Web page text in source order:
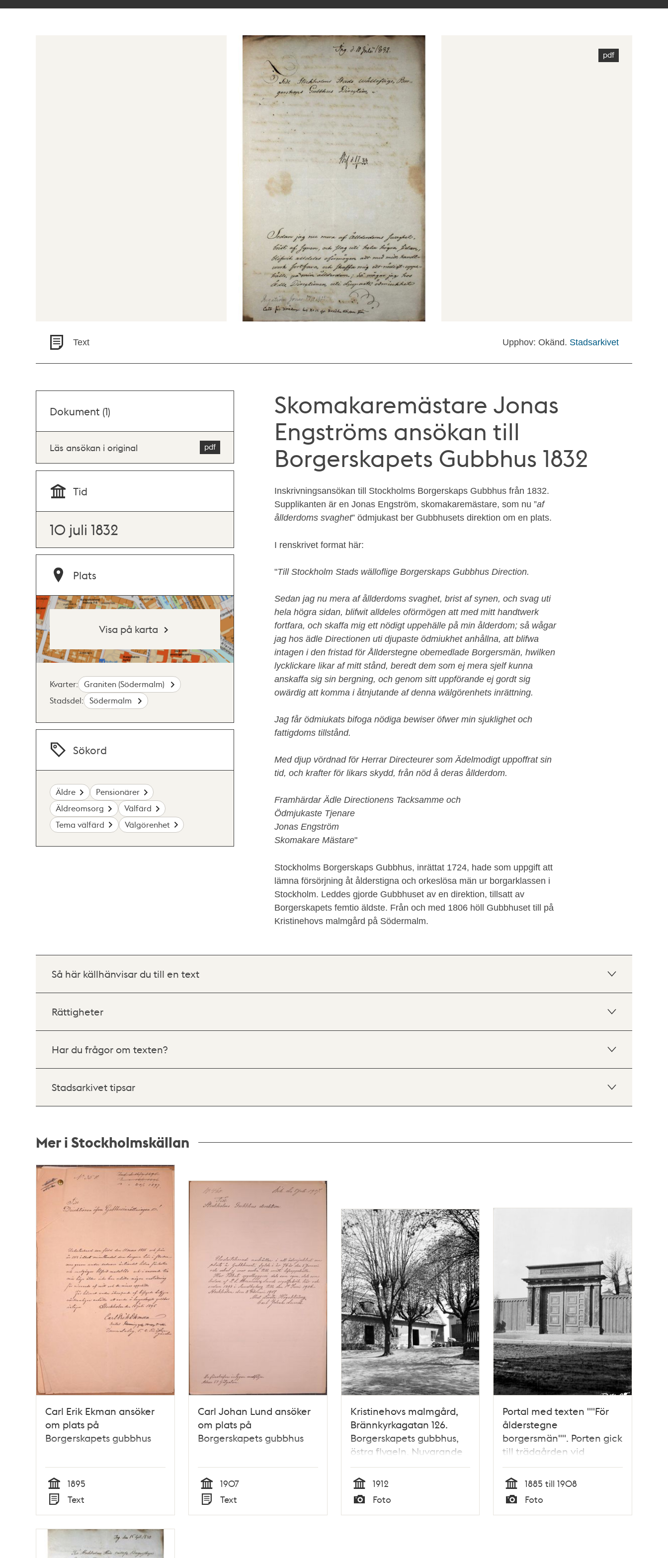
Text Upphov: Okänd. Stadsarkivet
Skomakaremästare Jonas
Engströms ansökan till
Borgerskapets Gubbhus 1832
Inskrivningsansökan till Stockholms Borgerskaps Gubbhus från 1832.
Supplikanten är en Jonas Engström, skomakaremästare, som nu ”af
ållderdoms svaghet” ödmjukast ber Gubbhusets direktion om en plats.
I renskrivet format här:
"Till Stockholm Stads wälloflige Borgerskaps Gubbhus Direction.
Sedan jag nu mera af ållderdoms svaghet, brist af synen, och svag uti
hela högra sidan, blifwit alldeles oförmögen att med mitt handtwerk
fortfara, och skaffa mig ett nödigt uppehälle på min ålderdom; så wågar
jag hos ädle Directionen uti djupaste ödmiukhet anhållna, att blifwa
intagen i den fristad för Ållderstegne obemedlade Borgersmän, hwilken
lycklickare likar af mitt stånd, beredt dem som ej mera sjelf kunna
anskaffa sig sin bergning, och genom sitt uppförande ej gordt sig
owärdig att komma i åtnjutande af denna wälgörenhets inrättning.
Jag får ödmiukats bifoga nödiga bewiser öfwer min sjuklighet och
fattigdoms tillstånd.
Med djup vördnad för Herrar Directeurer som Ädelmodigt uppoffrat sin
tid, och krafter för likars skydd, från nöd å deras ållderdom.
Framhärdar Ädle Directionens Tacksamme och
Ödmjukaste Tjenare
Jonas Engström
Skomakare Mästare"
Stockholms Borgerskaps Gubbhus, inrättat 1724, hade som uppgift att
lämna försörjning åt ålderstigna och orkeslösa män ur borgarklassen i
Stockholm. Leddes gjorde Gubbhuset av en direktion, tillsatt av
Borgerskapets femtio äldste. Från och med 1806 höll Gubbhuset till på
Kristinehovs malmgård på Södermalm.
Dokument (1)
Läs ansökan i original
Tid
10 juli 1832
Plats
Visa på karta
Kvarter:
Graniten (Södermalm)
Stadsdel:
Södermalm
Sökord
Äldre
Pensionärer
Äldreomsorg
Välfärd
Tema välfärd
Välgörenhet
Så här källhänvisar du till en text
Rättigheter
Har du frågor om texten?
Stadsarkivet tipsar
Mer i Stockholmskällan
Relaterade
poster
Carl Erik Ekman ansöker
om plats på
Borgerskapets gubbhus
Tid
1895
Typ
Text
Carl Johan Lund ansöker
om plats på
Borgerskapets gubbhus
Tid
1907
Typ
Text
Kristinehovs malmgård,
Brännkyrkagatan 126.
Borgerskapets gubbhus,
östra flygeln. Nuvarande
kv. Graniten
Tid
1912
Typ
Foto
Portal med texten ""För
ålderstegne
borgersmän"". Porten gick
till trädgården vid
Borgerskapets gubbhus,
Kristinehovs malmgård.
Nu kv. Graniten
Tid
1885 till 1908
Typ
Foto